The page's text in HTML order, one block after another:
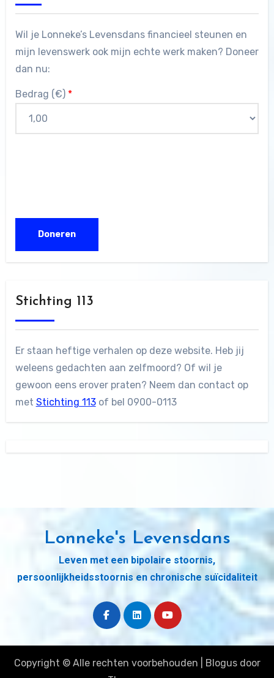
Wil je Lonneke’s Levensdans financieel steunen en
mijn levenswerk ook mijn echte werk maken? Doneer
dan nu:
Bedrag (€) *
Stichting 113
Er staan heftige verhalen op deze website. Heb jij
weleens gedachten aan zelfmoord? Of wil je
gewoon eens erover praten? Neem dan contact op
met Stichting 113of bel 0900-0113
Lonneke's Levensdans
Leven met een bipolaire stoornis,
persoonlijkheidsstoornis en chronische suïcidaliteit
Copyright © Alle rechten voorbehouden Blogusdoor